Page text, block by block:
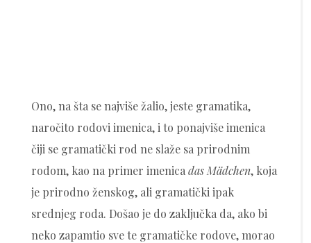
Ono, na šta se najviše žalio, jeste gramatika,
naročito rodovi imenica, i to ponajviše imenica
čiji se gramatički rod ne slaže sa prirodnim
rodom, kao na primer imenica das Mädchen, koja
je prirodno ženskog, ali gramatički ipak
srednjeg roda. Došao je do zaključka da, ako bi
neko zapamtio sve te gramatičke rodove, morao